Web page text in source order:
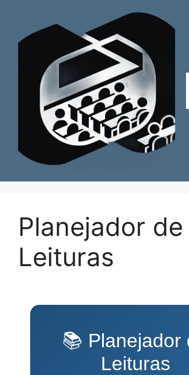
Planejador de
Leituras
📚 Planejador
Leituras